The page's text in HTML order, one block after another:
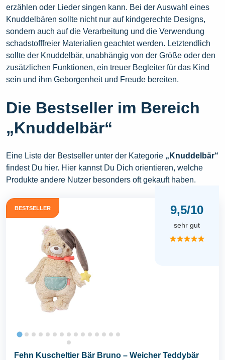
erzählen oder Lieder singen kann. Bei der Auswahl eines
Knuddelbären sollte nicht nur auf kindgerechte Designs,
sondern auch auf die Verarbeitung und die Verwendung
schadstofffreier Materialien geachtet werden. Letztendlich
sollte der Knuddelbär, unabhängig von der Größe oder den
zusätzlichen Funktionen, ein treuer Begleiter für das Kind
sein und ihm Geborgenheit und Freude bereiten.
Die Bestseller im Bereich
„Knuddelbär“
Eine Liste der Bestseller unter der Kategorie „Knuddelbär“
findest Du hier. Hier kannst Du Dich orientieren, welche
Produkte andere Nutzer besonders oft gekauft haben.
BESTSELLER 9,5/10
sehr gut
★★★★★
Fehn Kuscheltier Bär Bruno – Weicher Teddybär